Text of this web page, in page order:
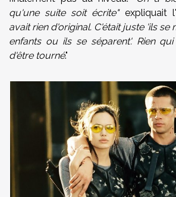
qu'une suite soit écrite"expliquait
avait rien d'original. C'était juste 'ils se
enfants ou ils se séparent'. Rien
d'être tourné."